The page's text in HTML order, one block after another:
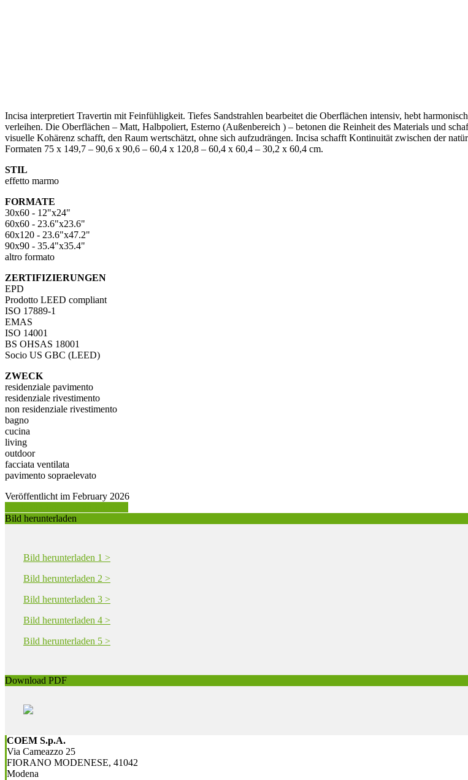
Incisa interpretiert Travertin mit Feinfühligkeit. Tiefes Sandstrahlen bearbeitet die Oberflächen intensiv, hebt
verleihen. Die Oberflächen – Matt, Halbpoliert, Esterno (Außenbereich ) – betonen die Reinheit des Materials und
visuelle Kohärenz schafft, den Raum wertschätzt, ohne sich aufzudrängen. Incisa schafft Kontinuität zwischen der
Formaten 75 x 149,7 – 90,6 x 90,6 – 60,4 x 120,8 – 60,4 x 60,4 – 30,2 x 60,4 cm.
STIL
effetto marmo
FORMATE
30x60 - 12"x24"
60x60 - 23.6"x23.6"
60x120 - 23.6"x47.2"
90x90 - 35.4"x35.4"
altro formato
ZERTIFIZIERUNGEN
EPD
Prodotto LEED compliant
ISO 17889-1
EMAS
ISO 14001
BS OHSAS 18001
Socio US GBC (LEED)
ZWECK
residenziale pavimento
residenziale rivestimento
non residenziale rivestimento
bagno
cucina
living
outdoor
facciata ventilata
pavimento sopraelevato
Veröffentlicht im February 2026
Bild herunterladen
Bild herunterladen 1 >
Bild herunterladen 2 >
Bild herunterladen 3 >
Bild herunterladen 4 >
Bild herunterladen 5 >
Download PDF
COEM S.p.A.
Via Cameazzo 25
FIORANO MODENESE, 41042
Modena